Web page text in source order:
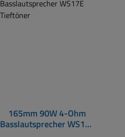
165mm 90W 4-Ohm
Basslautsprecher WS17E